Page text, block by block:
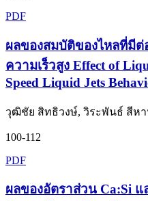
PDF
ผลของสมบัติของไหลที่มีต่
ความเร็วสูง Effect of
Speed Liquid Jets
วุฒิชัย สิทธิวงษ์, วิระพันธ์ สีหา
100-112
PDF
ผลของอัตราส่วน Ca:Si